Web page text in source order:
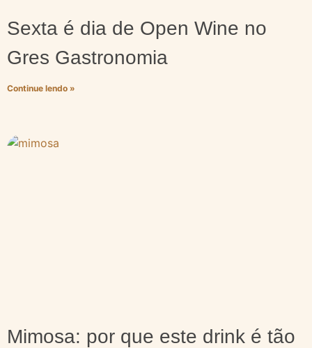
Sexta é dia de Open Wine no
Gres Gastronomia
Continue lendo »
Mimosa: por que este drink é tão